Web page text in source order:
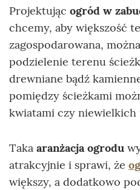
Projektując ogród w
chcemy, aby większość
zagospodarowana,
podzielenie terenu
drewniane bądź
pomiędzy ścieżkami
kwiatami czy
Taka aranżacja ogrodu
atrakcyjnie i sprawi, że
większy, a dodatkowo